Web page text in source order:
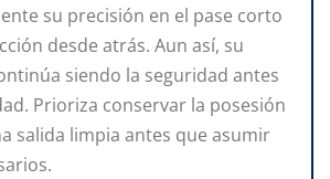
su precisión en el pase corto
desde atrás. Aun así, su
siendo la seguridad antes
Prioriza conservar la posesión
salida limpia antes que asumir